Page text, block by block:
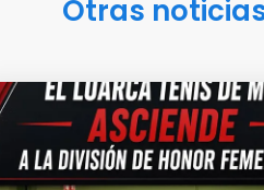
Otras